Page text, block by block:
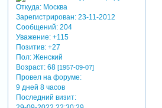
Откуда:Москва
Зарегистрирован: 23-11-2012
Сообщений:204
Уважение: +115
Позитив: +27
Пол:Женский
Возраст:68 [1957-09-07]
Провел на форуме:
9 дней 8 часов
Последний визит: